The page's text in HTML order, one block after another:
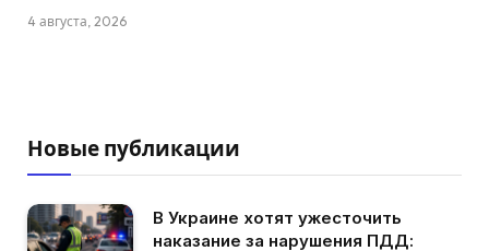
4 августа, 2026
Новые публикации
В Украине хотят ужесточить
наказание за нарушения ПДД: